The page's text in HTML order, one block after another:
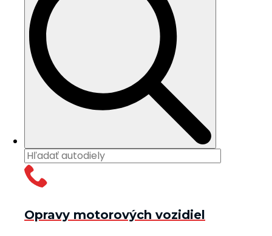
Opravy motorových vozidiel